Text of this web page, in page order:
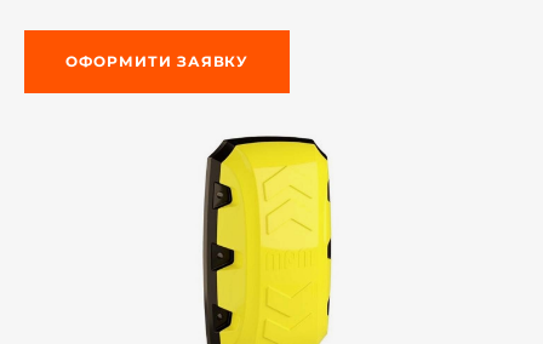
ОФОРМИТИ ЗАЯВКУ